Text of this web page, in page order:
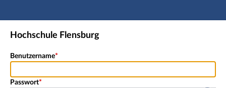
Hauptnavigation
Freier Zugang
Fußzeile
Hochschule Flensburg
Benutzername
Passwort